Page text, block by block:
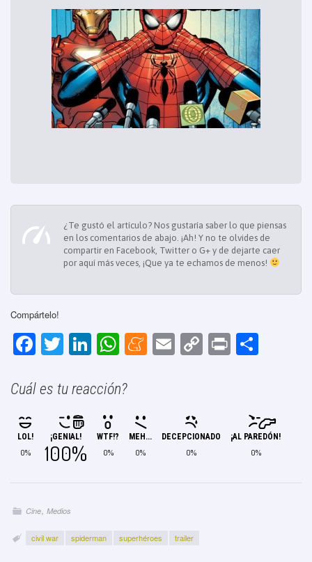
¿Te gustó el artículo? Nos gustaría saber lo que piensas
en los comentarios de abajo. ¡Ah! Y no te olvides de
compartir en Facebook, Twitter o G+ y de dejarte caer
por aquí más veces, ¡Que ya te echamos de menos!
Compártelo!
F
a
c
o
T
wi
tt
er
Li
n
k
e
dI
W
h
at
A
M
e
a
E
m
C
o
Li
Pr
in
p
ar
tir
Cuál es tu reacción?
LOL!
0%
¡GENIAL!
100%
WTF!?
0%
MEH...
0%
DECEPCIONADO
0%
¡AL PAREDÓN!
0%
Cine,Medios
civil war spiderman superhéroes trailer